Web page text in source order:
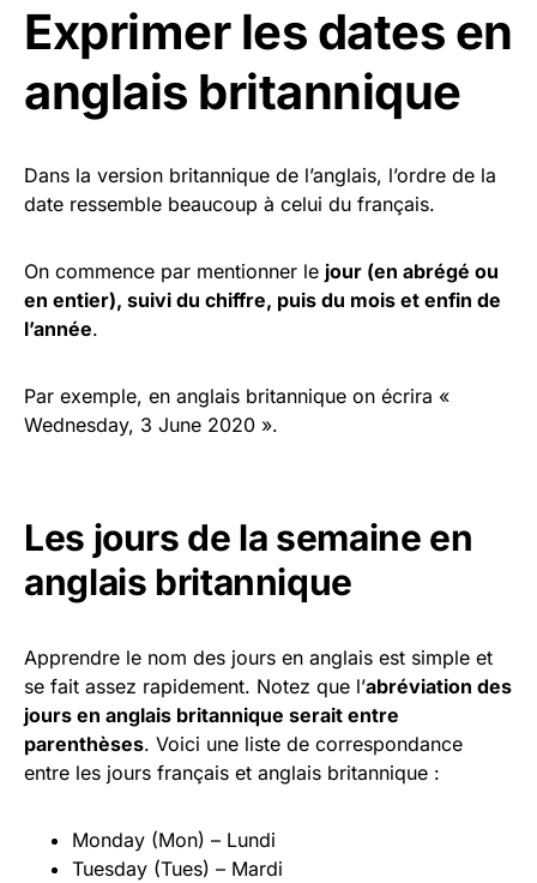
Exprimer les dates en
anglais britannique
Dans la version britannique de l’anglais, l’ordre de la
date ressemble beaucoup à celui du français.
On commence par mentionner le jour (en abrégé ou
en entier), suivi du chiffre, puis du mois et enfin de
l’année.
Par exemple, en anglais britannique on écrira «
Wednesday, 3 June 2020 ».
Les jours de la semaine en
anglais britannique
Apprendre le nom des jours en anglais est simple et
se fait assez rapidement. Notez que l’abréviation des
jours en anglais britannique serait entre
parenthèses. Voici une liste de correspondance
entre les jours français et anglais britannique :
Monday (Mon) – Lundi
Tuesday (Tues) – Mardi